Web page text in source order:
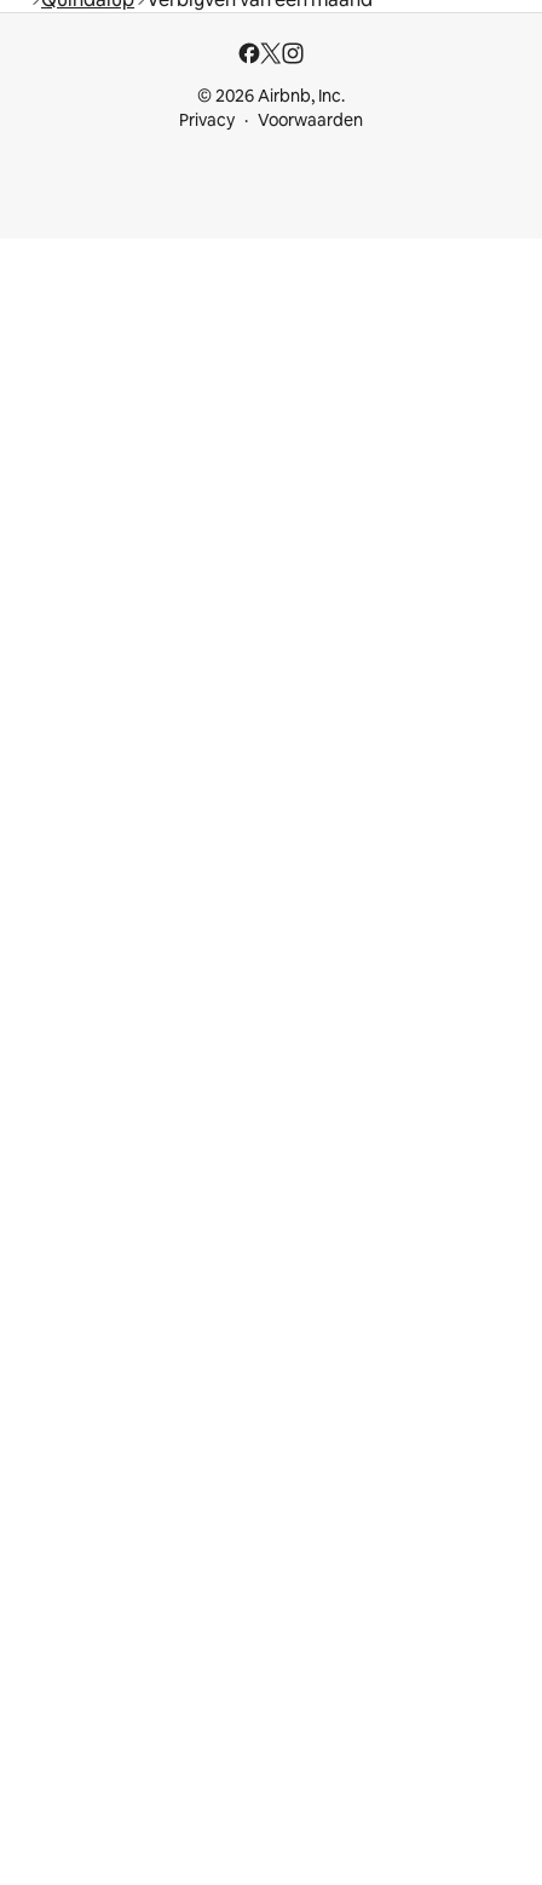
© 2026 Airbnb, Inc.
Privacy
Voorwaarden